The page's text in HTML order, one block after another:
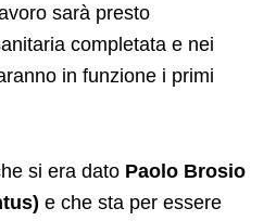
sarà presto
completata e nei
in funzione i primi
si era dato Paolo Brosio
e che sta per essere